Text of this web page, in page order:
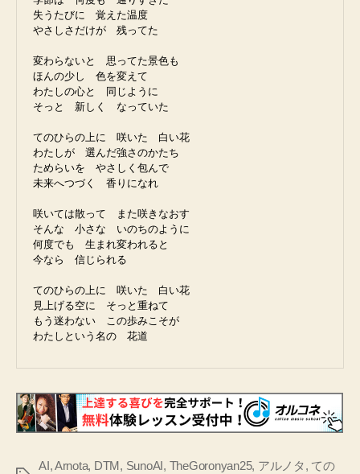
失うたびに　覚えた温度
やさしさだけが　残ってた
変わらないと　思ってた景色も
ほんの少し　色を変えて
わたしの心と　同じように
そっと　新しく　なっていた
てのひらの上に　咲いた　白い花
わたしが　選んだ強さのかたち
ためらいを　やさしく包んで
未来へつづく　香りになれ
咲いては散って　また咲きなおす
そんな　小さな　いのちのように
何度でも　生まれ変われると
今なら　信じられる
てのひらの上に　咲いた　白い花
見上げる空に　そっと重ねて
もう迷わない　この歩みこそが
わたしという名の　花道
AI,Arnota, DTM, SunoAI, TheGoronyan25, アルノタ , ての